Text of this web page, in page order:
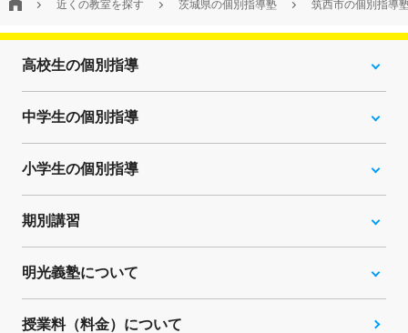
近くの教室を探す 茨城県の個別指導塾 筑西市の個別指導
高校生の個別指導
中学生の個別指導
小学生の個別指導
期別講習
明光義塾について
授業料（料金）について